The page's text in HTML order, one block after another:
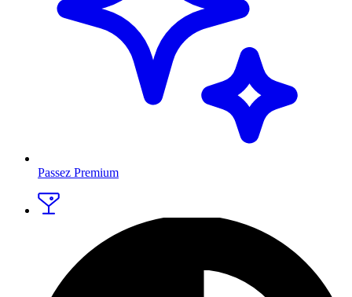
Passez Premium